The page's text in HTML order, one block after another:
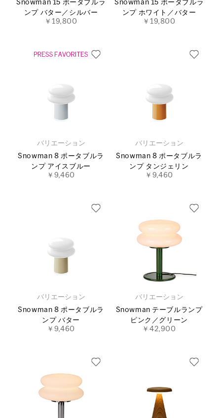
Snowman 15 ポータブルラ
ンプ バター／シルバー
￥19,800
Snowman 15 ポータブルラ
ンプ ホワイト／バター
￥19,800
バリエーション
Snowman 8 ポータブルラ
ンプ アイスブルー
￥9,460
バリエーション
Snowman 8 ポータブルラ
ンプ タンジェリン
￥9,460
バリエーション
Snowman 8 ポータブルラ
ンプ バター
￥9,460
バリエーション
Snowman テーブルランプ
ピンク／グリーン
￥42,900